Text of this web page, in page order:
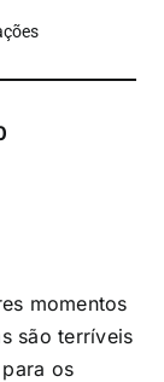
momentos
são terríveis
os